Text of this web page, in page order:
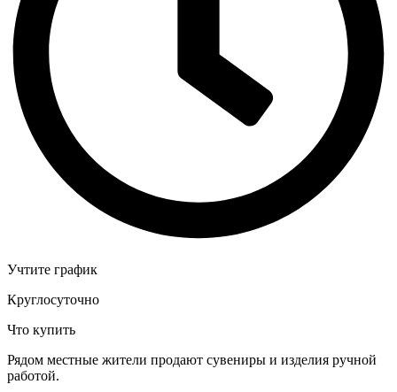
Учтите график
Круглосуточно
Что купить
Рядом местные жители продают сувениры и изделия ручной
работой.